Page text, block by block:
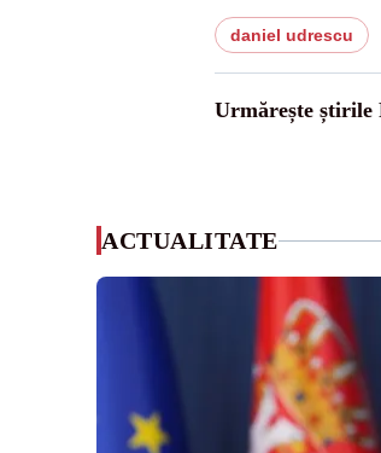
daniel udrescu
Urmărește știrile
ACTUALITATE